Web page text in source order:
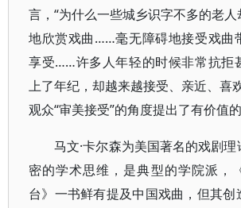
言，“为什么一些城乡识字不多的老
地欣赏戏曲……毫无障碍地接受戏曲
享受……许多人年轻的时候非常抗拒
上了年纪，却越来越接受、亲近、喜
观众“审美接受”的角度提出了有价值的
马文·卡尔森为美国著名的戏剧
密的学术思维，是典型的学院派，
台》一书鲜有提及中国戏曲，但其创